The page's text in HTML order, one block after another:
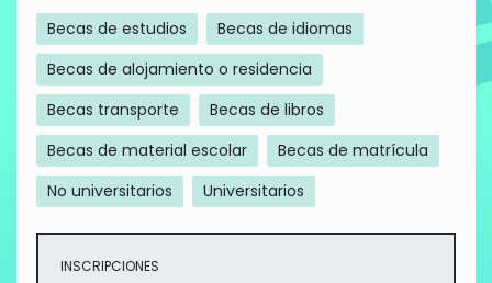
Becas de estudios
Becas de idiomas
Becas de alojamiento o residencia
Becas transporte
Becas de libros
Becas de material escolar
Becas de matrícula
No universitarios
Universitarios
INSCRIPCIONES